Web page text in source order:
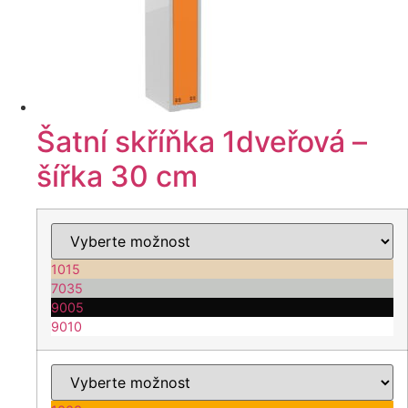
Šatní skříňka 1dveřová –
šířka 30 cm
1015
7035
9005
9010